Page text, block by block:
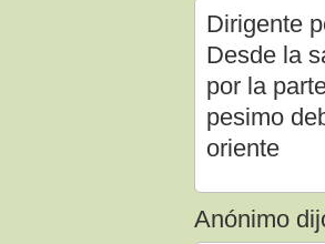
Dirigente
Desde la
por la
pesimo
oriente
Anónimo